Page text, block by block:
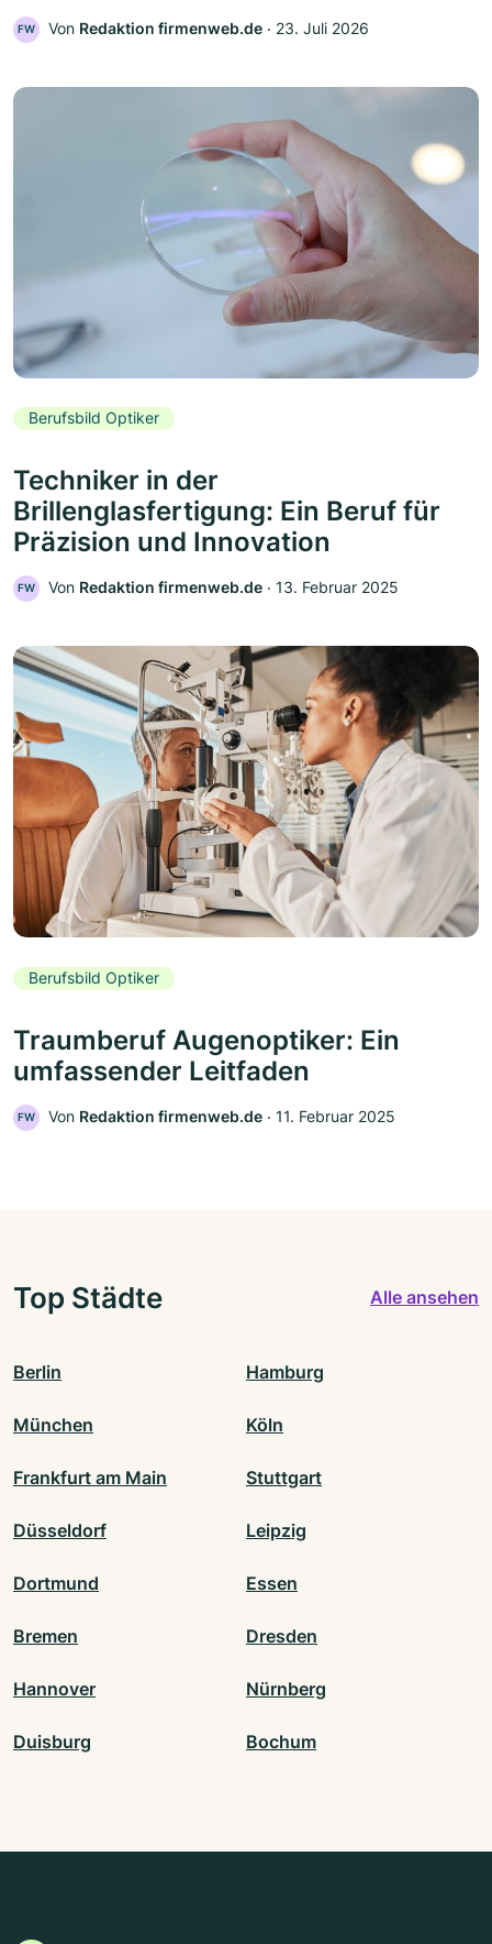
FW Von Redaktion firmenweb.de ‧ 23. Juli 2026
Berufsbild Optiker
Techniker in der
Brillenglasfertigung: Ein Beruf für
Präzision und Innovation
FW Von Redaktion firmenweb.de ‧ 13. Februar 2025
Berufsbild Optiker
Traumberuf Augenoptiker: Ein
umfassender Leitfaden
FW Von Redaktion firmenweb.de ‧ 11. Februar 2025
Top Städte Alle ansehen
Berlin Hamburg
München Köln
Frankfurt am Main Stuttgart
Düsseldorf Leipzig
Dortmund Essen
Bremen Dresden
Hannover Nürnberg
Duisburg Bochum